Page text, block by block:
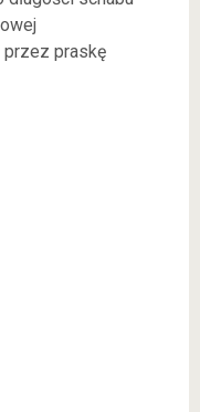
praskę